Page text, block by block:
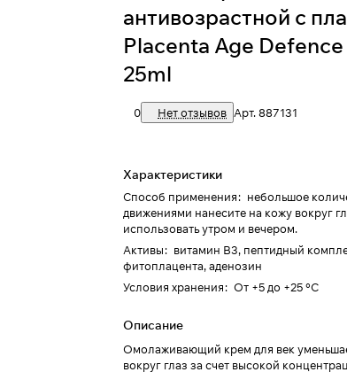
антивозрастной с
Placenta Age
25ml
0 Нет отзывов Арт.887131
Характеристики
Способ применения: небольшое
движениями нанесите на кожу вокруг
использовать утром и вечером.
Активы: витамин В3, пептидный
фитоплацента, аденозин
Условия хранения: От +5 до +25 °C
Описание
Омолаживающий крем для век
вокруг глаз за счет высокой